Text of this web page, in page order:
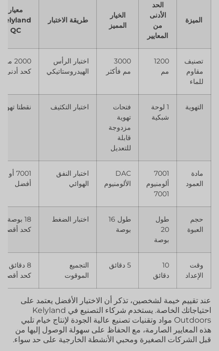
الميزة
الحد
الأدنى
من
المعايير
الخيار
المميز
طريقة الاختبار
معيار
Kelyland
QC
تصنيف
مقاوم
للماء
1200
مم
3000
مم فأكثر
اختبار الرأس
الهيدروستاتيكي
2000 مم
كحد أدنى
التهوية
1 لوحة
شبكية
فتحات
تهوية
مزدوجة
قابلة
للتعديل
اختبار التكثيف نقطتا تهوية
مادة
العمود
7001
ألومنيوم
7001
DAC
الألومنيوم
اختبار النفق
الهوائي
7001 أو
أفضل
حجم
العبوة
طول
20
بوصة
طول 16
بوصة
اختبار الضغط
18 بوصة
كحد أقصى
وقت
الإعداد
10
دقائق
5 دقائق
التجميع
الموقوت
8 دقائق
كحد أقصى
عند تقييم خيمة لشخصين، تذكر أن الاختيار الأفضل يعتمد على
احتياجاتك الخاصة. يستخدم شركاء التصنيع في Kelyland
Outdoors مواد وتقنيات تصنيع عالية الجودة لإنتاج خيام تلبي
هذه المعايير الصارمة، مع الحفاظ على سهولة الوصول إليها من
قبل الشركات الصغيرة ومحبي الأنشطة الخارجية على حد سواء.